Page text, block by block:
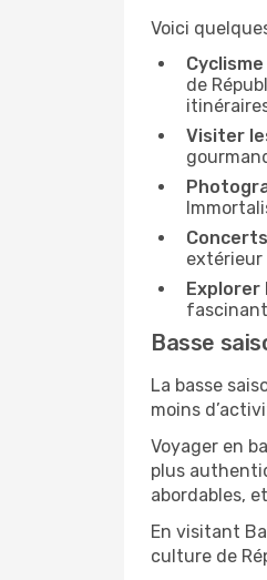
Voici
de
Visiter
Basse
La basse
moins
Voyager en
plus
abordables,
En visitant
culture de